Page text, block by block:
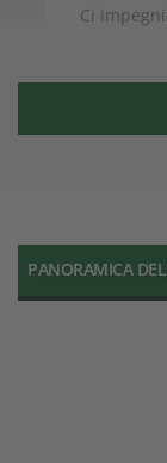
Ci
PANORAMICA